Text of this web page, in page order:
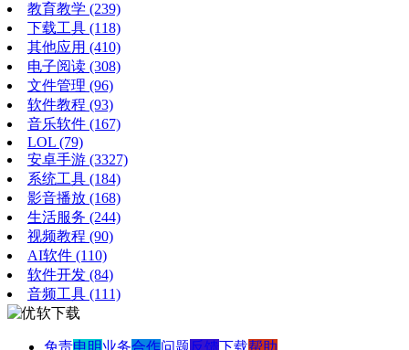
教育教学 (239)
下载工具 (118)
其他应用 (410)
电子阅读 (308)
文件管理 (96)
软件教程 (93)
音乐软件 (167)
LOL (79)
安卓手游 (3327)
系统工具 (184)
影音播放 (168)
生活服务 (244)
视频教程 (90)
AI软件 (110)
软件开发 (84)
音频工具 (111)